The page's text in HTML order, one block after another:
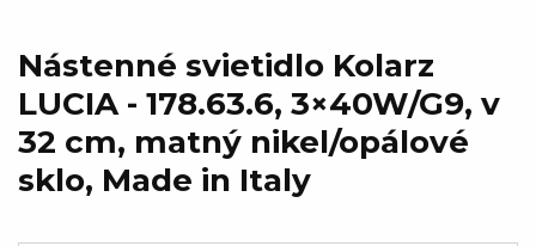
Nástenné svietidlo Kolarz
LUCIA - 178.63.6, 3×40W/G9, v
32 cm, matný nikel/opálové
sklo, Made in Italy